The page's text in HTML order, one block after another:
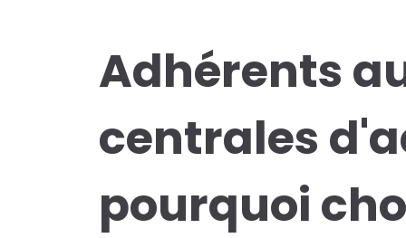
Adhérents
centrales
pourquoi